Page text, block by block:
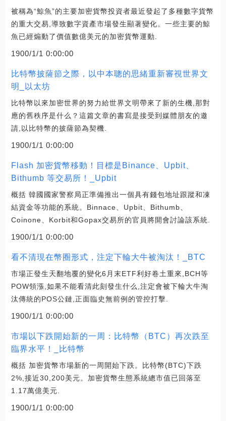
被稱為“鯨魚”的主要加密貨幣投資者最近發起了多種數字貨幣
的重大交易,導致數字資產市場發生顯著變化。一些主要的鯨
魚已經煽動了價值數億美元的加密貨幣運動.
1900/1/1 0:00:00
比特幣披薩節之際，以中本聰的思緒重新審視世界文
明_以太坊
比特幣以來加密世界的努力給世界文明帶來了新的生機,那對
應的舊秩序是什么？這篇文章的書寫是接受到媒體朋友的邀
請,以比特幣的披薩節為契機.
1900/1/1 0:00:00
Flash 加密貨幣移動！目標是Binance、Upbit、
Bithumb 等交易所！_Upbit
概括 韓國國家警察局正準備推出一個具有錢包地址跟蹤和凍
結資金等功能的系統。Binnace、Upbit、Bithumb、
Coinone、Korbit和Gopax交易所的官員將開會討論該系統.
1900/1/1 0:00:00
看不清現在幣圈形式，注定下輪大牛被淘汰！_BTC
市場正發生天翻地覆的變化6月末ETF利好卷土重來,BCH等
POW領漲,如果不能看清此刻發生什么,注定會被下輪大牛淘
汰傳統的POS公鏈,正面臨史無前例的管控打擊.
1900/1/1 0:00:00
市場以下跌開始新的一周：比特幣（BTC）再次跌至
臨界水平！_比特幣
概括 加密貨幣市場新的一周開始下跌。比特幣(BTC)下跌
2%,接近30,200美元。加密貨幣生態系統總市值已回落至
1.17萬億美元.
1900/1/1 0:00:00